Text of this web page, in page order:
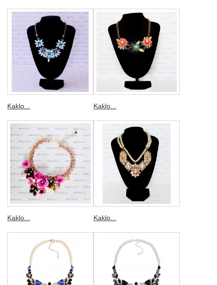
Kaklo... Kaklo...
Kaklo... Kaklo...